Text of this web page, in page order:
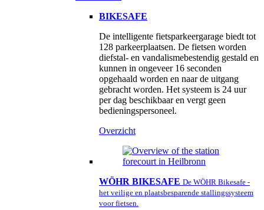
BIKESAFE
De intelligente fietsparkeergarage biedt tot
128 parkeerplaatsen. De fietsen worden
diefstal- en vandalismebestendig gestald en
kunnen in ongeveer 16 seconden
opgehaald worden en naar de uitgang
gebracht worden. Het systeem is 24 uur
per dag beschikbaar en vergt geen
bedieningspersoneel.
Overzicht
WÖHR BIKESAFE De WÖHR Bikesafe -
het veilige en plaatsbesparende stallingssysteem
voor fietsen.